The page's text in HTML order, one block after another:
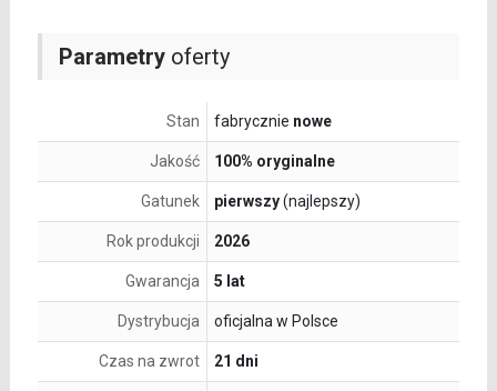
Parametryoferty
Stan fabrycznie nowe
Jakość 100% oryginalne
Gatunek pierwszy(najlepszy)
Rok produkcji 2026
Gwarancja 5 lat
Dystrybucja oficjalna w Polsce
Czas na zwrot 21 dni